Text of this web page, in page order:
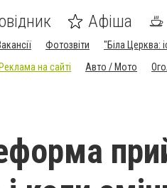
Афіша
Фотозвіти "Біла Церква:
Реклама на сайті Авто / Мото